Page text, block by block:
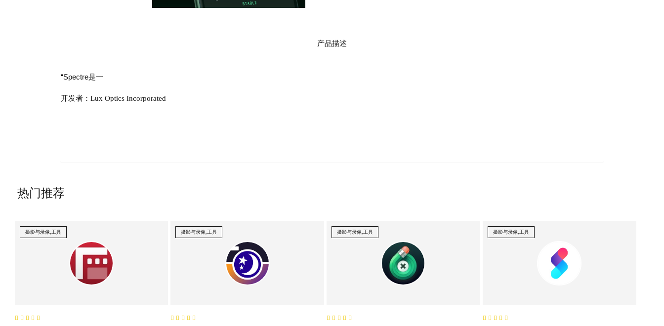
产品描述
“Spectre是一
开发者：Lux Optics Incorporated
热门推荐
摄影与录像,工具 摄影与录像,工具 摄影与录像,工具 摄影与录像,工具